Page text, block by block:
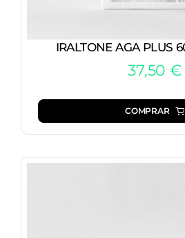
IRALTONE AGA PLUS
37,50 €
COMPRAR